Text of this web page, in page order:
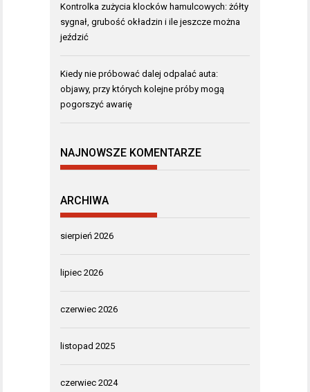
Kontrolka zużycia klocków hamulcowych: żółty
sygnał, grubość okładzin i ile jeszcze można
jeździć
Kiedy nie próbować dalej odpalać auta:
objawy, przy których kolejne próby mogą
pogorszyć awarię
NAJNOWSZE KOMENTARZE
ARCHIWA
sierpień 2026
lipiec 2026
czerwiec 2026
listopad 2025
czerwiec 2024